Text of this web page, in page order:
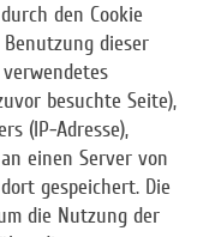
den Cookie
dieser
besuchte Seite),
(IP-Adresse),
einen Server von
gespeichert. Die
die Nutzung der